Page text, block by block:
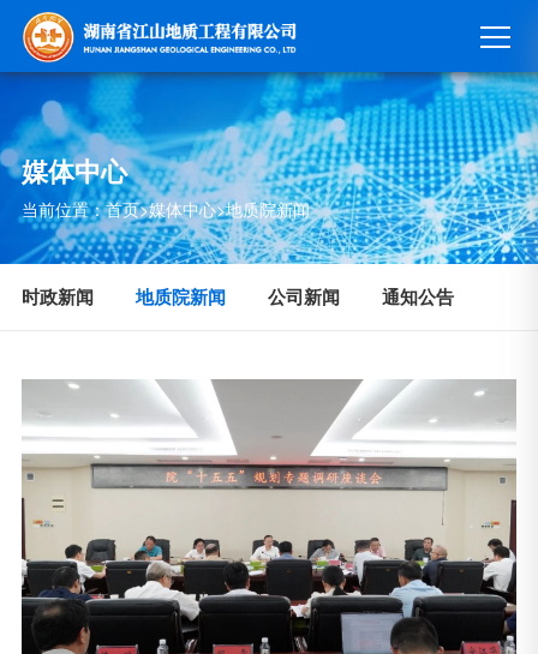
媒体中心
当前位置：首页>媒体中心>地质院新闻
时政新闻 地质院新闻 公司新闻 通知公告